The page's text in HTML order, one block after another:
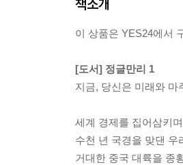
책소개
이 상품은 YES24에서
[도서] 정글만리 1
지금, 당신은 미래와 마
세계 경제를 집어삼키
수천 년 국경을 맞댄 우
거대한 중국 대륙을 종